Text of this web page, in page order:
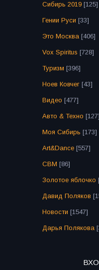
Сибирь 2019 [125]
Гении Руси [33]
Это Москва [406]
Vox Spiritus [728]
Туризм [396]
Ноев Ковчег [43]
Видео [477]
Авто & Техно [127]
Моя Сибирь [173]
Art&Dance [557]
СВМ [86]
Золотое яблочко
Давид Поляков
Новости [1547]
Дарья Полякова